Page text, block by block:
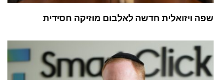
שפה ויזואלית חדשה לאלבום מוזיקה חסידית